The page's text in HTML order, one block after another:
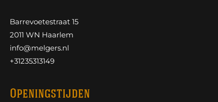
Barrevoetestraat 15
2011 WN Haarlem
info@melgers.nl
+31235313149
Openingstijden